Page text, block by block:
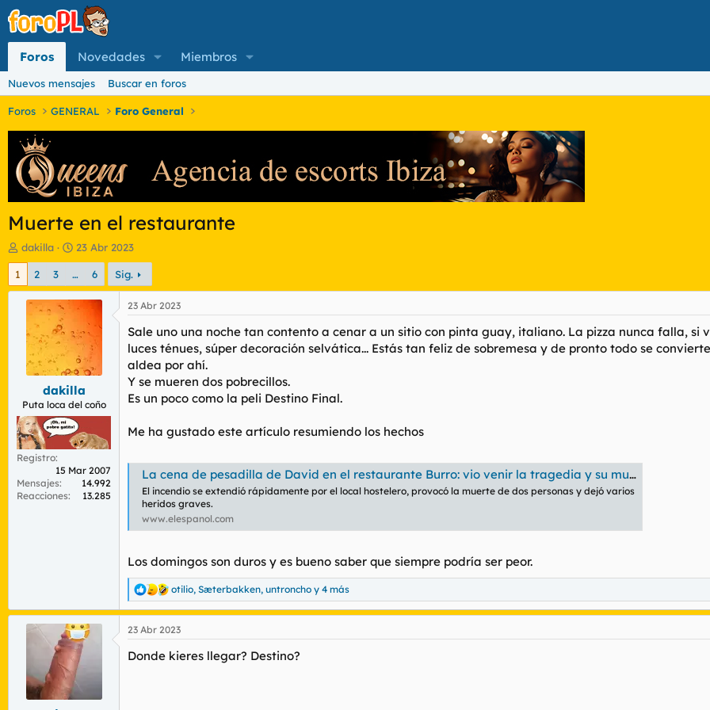
Foros Novedades Miembros
Nuevos mensajes Buscar en foros
Foros GENERAL Foro General
Muerte en el restaurante
I
n
c
d
o
d
t
e
m
a
dakilla
F
e
c
h
a
e
i
n
i
c
i
o
23 Abr 2023
1 2 3 … 6 Sig.
dakilla
Puta loca del coño
Registro
15 Mar 2007
Mensajes
14.992
Reacciones
13.285
23 Abr 2023
Sale uno una noche tan contento a cenar a un sitio con pinta guay, italiano. La pizza nunca falla, si
luces ténues, súper decoración selvática... Estás tan feliz de sobremesa y de pronto todo se
aldea por ahí.
Y se mueren dos pobrecillos.
Es un poco como la peli Destino Final.
Me ha gustado este artículo resumiendo los hechos
La cena de pesadilla de David en el restaurante Burro: vio venir la tragedia y su mujer está ingresada
El incendio se extendió rápidamente por el local hostelero, provocó la muerte de dos personas y dejó varios
heridos graves.
www.elespanol.com
Los domingos son duros y es bueno saber que siempre podría ser peor.
R
e
c
i
otilio, Sæterbakken, untroncho y 4 más
23 Abr 2023
Donde kieres llegar? Destino?